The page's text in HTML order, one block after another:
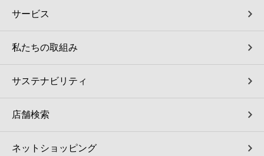
サービス
私たちの取組み
サステナビリティ
店舗検索
ネットショッピング